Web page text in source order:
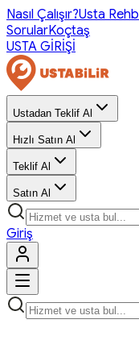
Nasıl Çalışır?Usta
SorularKoçtaş
USTA GİRİŞİ
Ustadan Teklif Al
Hızlı Satın Al
Teklif Al
Satın Al
Giriş